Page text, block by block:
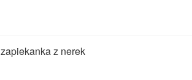
zapiekanka z nerek